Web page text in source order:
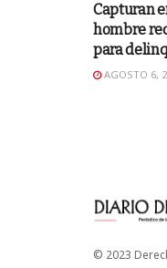
Capturan
hombre
para
AGOSTO 6,
© 2023